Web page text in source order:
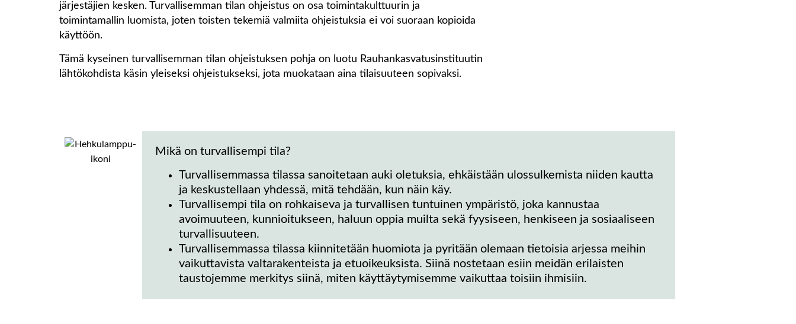
järjestäjien kesken. Turvallisemman tilan ohjeistus on osa toimintakulttuurin ja
toimintamallin luomista, joten toisten tekemiä valmiita ohjeistuksia ei voi suoraan kopioida
käyttöön.
Tämä kyseinen turvallisemman tilan ohjeistuksen pohja on luotu Rauhankasvatusinstituutin
lähtökohdista käsin yleiseksi ohjeistukseksi, jota muokataan aina tilaisuuteen sopivaksi.
Mikä on turvallisempi tila?
Turvallisemmassa tilassa sanoitetaan auki oletuksia, ehkäistään ulossulkemista niiden kautta
ja keskustellaan yhdessä, mitä tehdään, kun näin käy.
Turvallisempi tila on rohkaiseva ja turvallisen tuntuinen ympäristö, joka kannustaa
avoimuuteen, kunnioitukseen, haluun oppia muilta sekä fyysiseen, henkiseen ja sosiaaliseen
turvallisuuteen.
Turvallisemmassa tilassa kiinnitetään huomiota ja pyritään olemaan tietoisia arjessa meihin
vaikuttavista valtarakenteista ja etuoikeuksista. Siinä nostetaan esiin meidän erilaisten
taustojemme merkitys siinä, miten käyttäytymisemme vaikuttaa toisiin ihmisiin.